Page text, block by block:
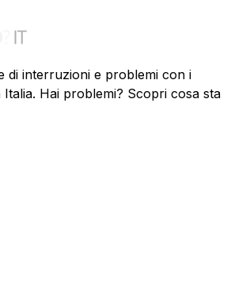
di interruzioni e problemi con i
Hai problemi? Scopri cosa sta